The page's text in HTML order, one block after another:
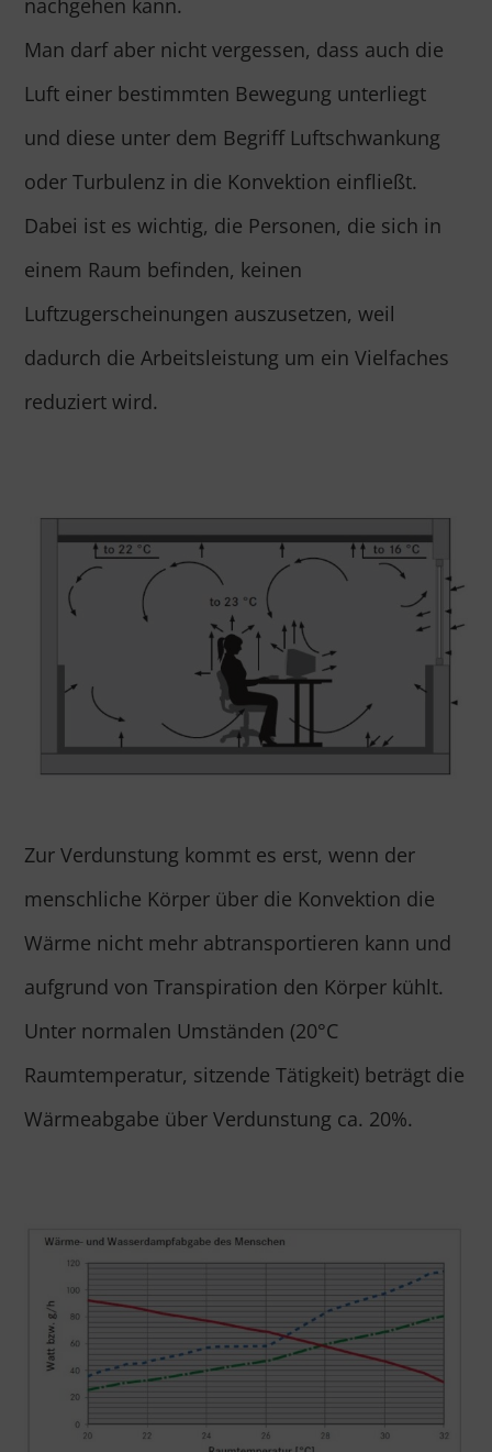
nachgehen kann.
Man darf aber nicht vergessen, dass auch die
Luft einer bestimmten Bewegung unterliegt
und diese unter dem Begriff Luftschwankung
oder Turbulenz in die Konvektion einfließt.
Dabei ist es wichtig, die Personen, die sich in
einem Raum befinden, keinen
Luftzugerscheinungen auszusetzen, weil
dadurch die Arbeitsleistung um ein Vielfaches
reduziert wird.
Zur Verdunstung kommt es erst, wenn der
menschliche Körper über die Konvektion die
Wärme nicht mehr abtransportieren kann und
aufgrund von Transpiration den Körper kühlt.
Unter normalen Umständen (20°C
Raumtemperatur, sitzende Tätigkeit) beträgt die
Wärmeabgabe über Verdunstung ca. 20%.